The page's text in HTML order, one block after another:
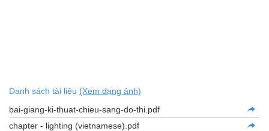
Danh sách tài liệu (Xem dạng ảnh)
bai-giang-ki-thuat-chieu-sang-do-thi.pdf
chapter - lighting (vietnamese).pdf